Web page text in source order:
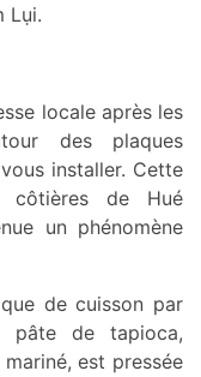
Lụi.
locale après les
des plaques
installer. Cette
côtières de Hué
un phénomène
de cuisson par
pâte de tapioca,
est pressée